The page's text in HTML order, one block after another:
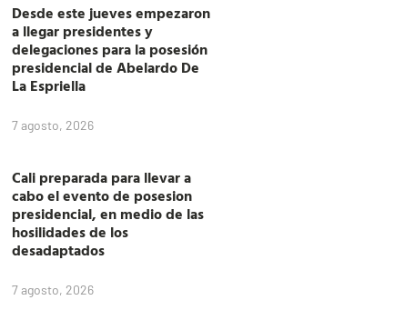
Desde este jueves empezaron
a llegar presidentes y
delegaciones para la posesión
presidencial de Abelardo De
La Espriella
7 agosto, 2026
Cali preparada para llevar a
cabo el evento de posesion
presidencial, en medio de las
hosilidades de los
desadaptados
7 agosto, 2026